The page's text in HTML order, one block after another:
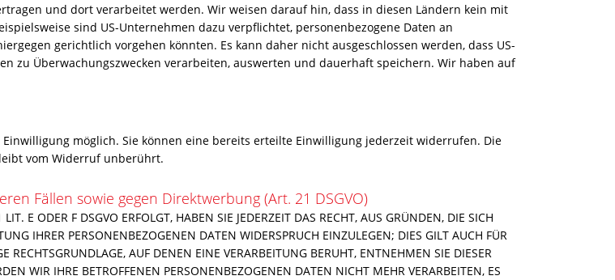
und dort verarbeitet werden. Wir weisen darauf hin, dass in diesen Ländern kein mit
sind US-Unternehmen dazu verpflichtet, personenbezogene Daten an
gerichtlich vorgehen könnten. Es kann daher nicht ausgeschlossen werden, dass US-
zu Überwachungszwecken verarbeiten, auswerten und dauerhaft speichern. Wir haben auf
möglich. Sie können eine bereits erteilte Einwilligung jederzeit widerrufen. Die
vom Widerruf unberührt.
Fällen sowie gegen Direktwerbung (Art. 21 DSGVO)
E ODER F DSGVO ERFOLGT, HABEN SIE JEDERZEIT DAS RECHT, AUS GRÜNDEN, DIE SICH
IHRER PERSONENBEZOGENEN DATEN WIDERSPRUCH EINZULEGEN; DIES GILT AUCH FÜR
RECHTSGRUNDLAGE, AUF DENEN EINE VERARBEITUNG BERUHT, ENTNEHMEN SIE DIESER
WIR IHRE BETROFFENEN PERSONENBEZOGENEN DATEN NICHT MEHR VERARBEITEN, ES